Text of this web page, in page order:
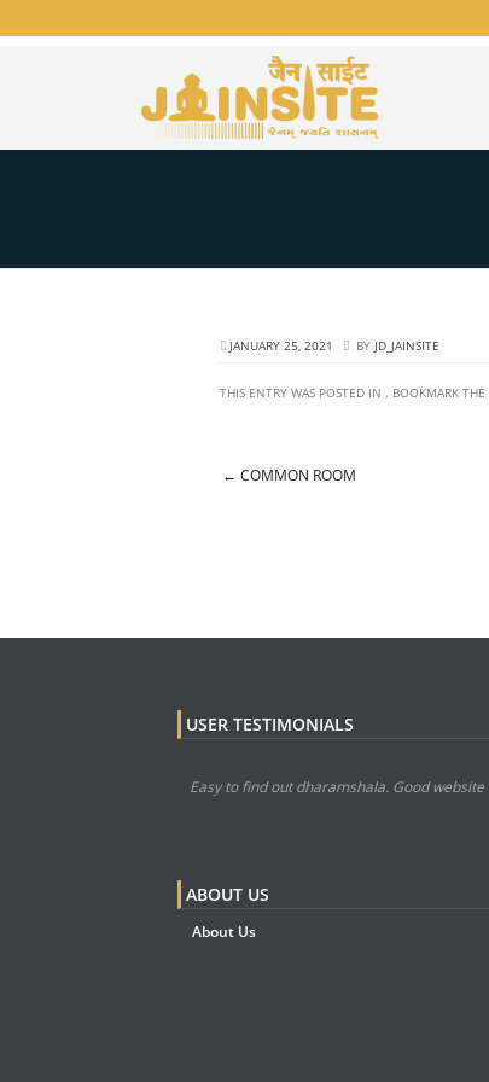
JANUARY 25, 2021 BY JD_JAINSITE
THIS ENTRY WAS POSTED IN . BOOKMARK THE
← COMMON ROOM
USER TESTIMONIALS
Easy to find out dharamshala. Good website
ABOUT US
About Us